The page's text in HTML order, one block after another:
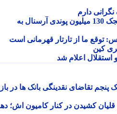
دارم
پس از تمدید وینی با رئال/ هایجک 130 میلیون پوندی آرسنال به
ما از تارتار قهرمانی است
اعلام شد
تقاضای نقدینگی بانک ها در بازار
کشیدن در کنار کامیون اش؛ دهه